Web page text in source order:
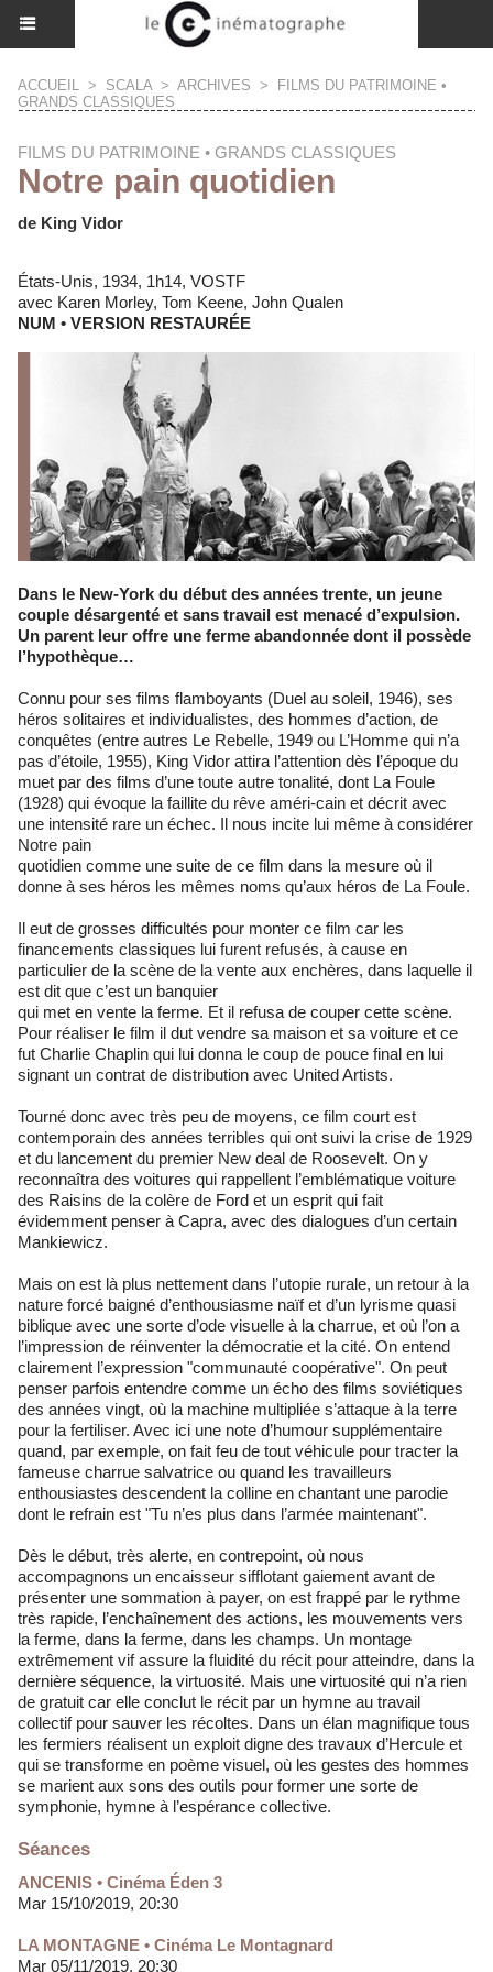
ACCUEIL > SCALA > ARCHIVES >
FILMS DU PATRIMOINE •
GRANDS CLASSIQUES
FILMS DU PATRIMOINE • GRANDS CLASSIQUES
Notre pain quotidien
de King Vidor
États-Unis, 1934, 1h14, VOSTF
avec Karen Morley, Tom Keene, John Qualen
NUM • VERSION RESTAURÉE
Dans le New-York du début des années trente, un jeune
couple désargenté et sans travail est menacé d’expulsion.
Un parent leur offre une ferme abandonnée dont il possède
l’hypothèque…
Connu pour ses films flamboyants (Duel au soleil, 1946), ses
héros solitaires et individualistes, des hommes d’action, de
conquêtes (entre autres Le Rebelle, 1949 ou L’Homme qui n’a
pas d’étoile, 1955), King Vidor attira l’attention dès l’époque du
muet par des films d’une toute autre tonalité, dont La Foule
(1928) qui évoque la faillite du rêve améri-cain et décrit avec
une intensité rare un échec. Il nous incite lui même à considérer
Notre pain
quotidien comme une suite de ce film dans la mesure où il
donne à ses héros les mêmes noms qu’aux héros de La Foule.
Il eut de grosses difficultés pour monter ce film car les
financements classiques lui furent refusés, à cause en
particulier de la scène de la vente aux enchères, dans laquelle il
est dit que c’est un banquier
qui met en vente la ferme. Et il refusa de couper cette scène.
Pour réaliser le film il dut vendre sa maison et sa voiture et ce
fut Charlie Chaplin qui lui donna le coup de pouce final en lui
signant un contrat de distribution avec United Artists.
Tourné donc avec très peu de moyens, ce film court est
contemporain des années terribles qui ont suivi la crise de 1929
et du lancement du premier New deal de Roosevelt. On y
reconnaîtra des voitures qui rappellent l’emblématique voiture
des Raisins de la colère de Ford et un esprit qui fait
évidemment penser à Capra, avec des dialogues d’un certain
Mankiewicz.
Mais on est là plus nettement dans l’utopie rurale, un retour à la
nature forcé baigné d’enthousiasme naïf et d’un lyrisme quasi
biblique avec une sorte d’ode visuelle à la charrue, et où l’on a
l’impression de réinventer la démocratie et la cité. On entend
clairement l’expression "communauté coopérative". On peut
penser parfois entendre comme un écho des films soviétiques
des années vingt, où la machine multipliée s’attaque à la terre
pour la fertiliser. Avec ici une note d’humour supplémentaire
quand, par exemple, on fait feu de tout véhicule pour tracter la
fameuse charrue salvatrice ou quand les travailleurs
enthousiastes descendent la colline en chantant une parodie
dont le refrain est "Tu n’es plus dans l’armée maintenant".
Dès le début, très alerte, en contrepoint, où nous
accompagnons un encaisseur sifflotant gaiement avant de
présenter une sommation à payer, on est frappé par le rythme
très rapide, l’enchaînement des actions, les mouvements vers
la ferme, dans la ferme, dans les champs. Un montage
extrêmement vif assure la fluidité du récit pour atteindre, dans la
dernière séquence, la virtuosité. Mais une virtuosité qui n’a rien
de gratuit car elle conclut le récit par un hymne au travail
collectif pour sauver les récoltes. Dans un élan magnifique tous
les fermiers réalisent un exploit digne des travaux d’Hercule et
qui se transforme en poème visuel, où les gestes des hommes
se marient aux sons des outils pour former une sorte de
symphonie, hymne à l’espérance collective.
Séances
ANCENIS • Cinéma Éden 3
Mar 15/10/2019, 20:30
LA MONTAGNE • Cinéma Le Montagnard
Mar 05/11/2019, 20:30